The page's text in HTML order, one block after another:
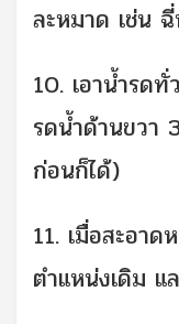
ละหมาด เช่น
10. เอาน้ำรด
รดน้ำด้านขวา
ก่อนก็ได้)
11. เมื่อสะอา
ตำแหน่งเดิม แ